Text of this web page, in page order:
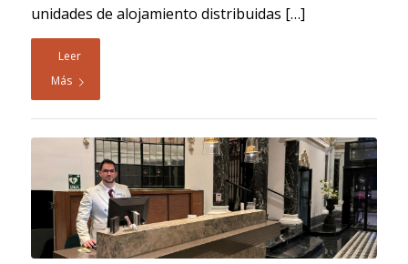
unidades de alojamiento distribuidas […]
Leer
Más